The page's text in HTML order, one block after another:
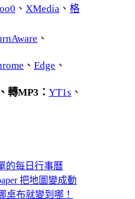
、 XMedia 、 格
、
、 Edge 、
轉MP3： YT1s 、
的每日行事曆
把地圖變成動
桌布就變到哪！